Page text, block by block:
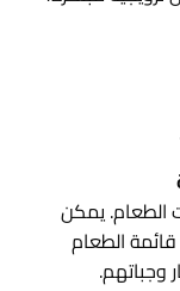
الطعام. يمكن
الطعام
وجباتهم.